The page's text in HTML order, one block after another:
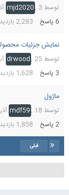
توسط mjd2020 , 3 آذر 1391
پاسخ 2,283بازدید
نمایش جزئیات
توسط drwood ,25 آبان 1391
پاسخ 1,628 بازدید
ماژول
توسط mdf59 ,18 آذر 1391
2پاسخ 1,858 بازدید
قبلی